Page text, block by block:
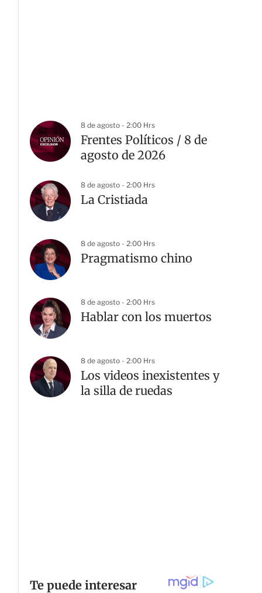
8 de agosto - 2:00 Hrs
Frentes Políticos / 8 de
agosto de 2026
8 de agosto - 2:00 Hrs
La Cristiada
8 de agosto - 2:00 Hrs
Pragmatismo chino
8 de agosto - 2:00 Hrs
Hablar con los muertos
8 de agosto - 2:00 Hrs
Los videos inexistentes y
la silla de ruedas